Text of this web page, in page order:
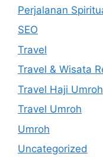
Perjalanan
SEO
Travel
Travel & Wisata
Travel Haji Umroh
Travel Umroh
Umroh
Uncategorized